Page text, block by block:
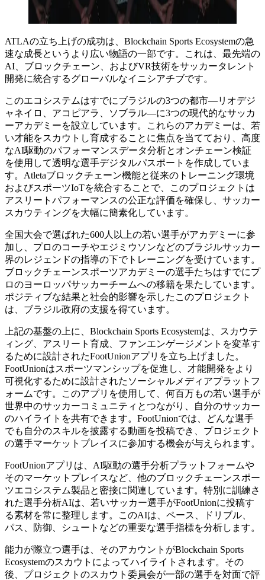
ATLAの立ち上げの成功は、Blockchain Sports Ecosystemの急
速な成長というより広い物語の一部です。これは、最先端の
AI、ブロックチェーン、およびVR技術をサッカータレント
開発に統合するグローバルなイニシアチブです。
このエコシステムはすでにブラジルの3つの都市—リオデジ
ャネイロ、アコピアラ、ソブラル—に3つの現代的なサッカ
ーアカデミーを設立しています。これらのアカデミーは、若
い才能をスカウトし育成することに焦点を当てており、高度
なAI駆動のパフォーマンスデータ分析とオンチェーン検証
を使用して透明な選手デジタルパスポートを作成していま
す。Atletaブロックチェーン機能と従来のトレーニング環境
およびスポーツIoTを統合することで、このプロジェクトは
アスリートパフォーマンスの公正な評価を確保し、サッカー
スカウティングを大幅に簡素化しています。
全国大会で選ばれた600人以上の若い選手がアカデミーに参
加し、プロのコーチやエジミウソンなどのブラジルサッカー
界のレジェンドの指導の下でトレーニングを受けています。
ブロックチェーンスポーツアカデミーの選手たちはすでにプ
ロのヨーロッパサッカーチームへの移籍を果たしています。
ポジティブな結果と社会的影響を示したこのプロジェクト
は、ブラジル政府の支援を得ています。
上記の基盤の上に、Blockchain Sports Ecosystemは、スカウテ
ィング、アスリート育成、ファンエンゲージメントを変革す
るために設計されたFootUnionアプリを立ち上げました。
FootUnionはスポーツマンシップを促進し、才能開発をより
可視化するために設計されたソーシャルメディアプラットフ
ォームです。このアプリを使用して、何百万もの若い選手が
世界中のサッカーコミュニティとつながり、自分のサッカー
のハイライトを共有できます。FootUnionでは、どんな選手
でも自分のスキルを披露する動画を投稿でき、プロジェクト
の選手マーケットプレイスに参加する機会が与えられます。
FootUnionアプリは、AI駆動の選手分析プラットフォームや
そのマーケットプレイスなど、他のブロックチェーンスポー
ツエコシステム製品と密接に関連しています。特別に訓練さ
れた選手分析AIは、若いサッカー選手がFootUnionに投稿す
る素材を常に整理します。このAIは、ペース、ドリブル、
パス、防御、シュートなどの重要な選手指標を分析します。
能力が際立つ選手は、そのアカウントがBlockchain Sports
Ecosystemのスカウトによってハイライトされます。その
後、プロジェクトのスカウト委員会が一部の選手を対面で評